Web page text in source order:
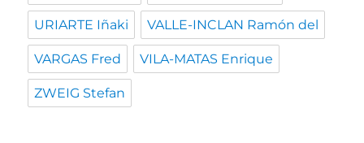
URIARTE Iñaki VALLE-INCLAN Ramón del
VARGAS Fred VILA-MATAS Enrique
ZWEIG Stefan